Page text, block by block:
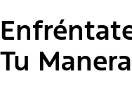
Tu Manera